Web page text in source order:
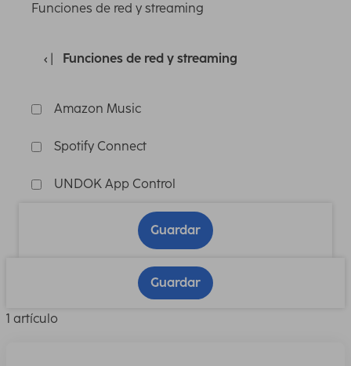
Funciones de red y streaming
Funciones de red y streaming
Amazon Music
Spotify Connect
UNDOK App Control
Guardar
Guardar
1 artículo